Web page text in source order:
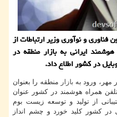
فناوری و نوآوری وزیر ارتباطات از
ایرانی به بازار منطقه در
در كشور اطلاع داد.
مهر، ورود به بازار منطقه را بعنوان
همراه هوشمند در كشور عنوان
از تولید و توسعه زیست بوم
در كشور كلید خورد و چشم انداز